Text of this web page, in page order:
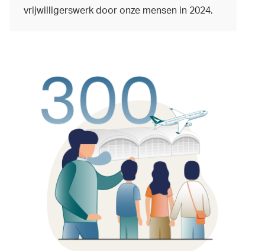
vrijwilligerswerk door onze mensen in 2024.